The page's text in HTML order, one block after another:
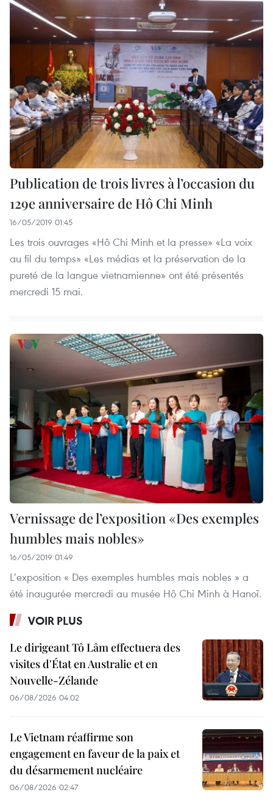
Publication de trois livres à l’occasion du
129e anniversaire de Hô Chi Minh
16/05/2019 01:45
Les trois ouvrages «Hô Chi Minh et la presse» «La voix
au fil du temps» «Les médias et la préservation de la
pureté de la langue vietnamienne» ont été présentés
mercredi 15 mai.
Vernissage de l’exposition «Des exemples
humbles mais nobles»
16/05/2019 01:49
L’exposition « Des exemples humbles mais nobles » a
été inaugurée mercredi au musée Hô Chi Minh à Hanoï.
VOIR PLUS
Le dirigeant Tô Lâm effectuera des
visites d'État en Australie et en
Nouvelle-Zélande
06/08/2026 04:02
Le Vietnam réaffirme son
engagement en faveur de la paix et
du désarmement nucléaire
06/08/2026 02:47